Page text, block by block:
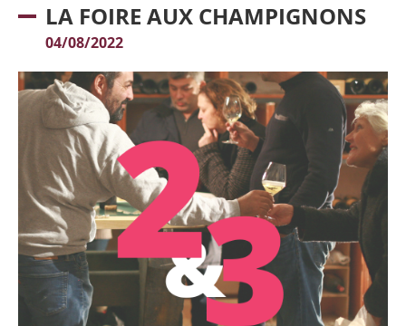
LA FOIRE AUX CHAMPIGNONS
04/08/2022